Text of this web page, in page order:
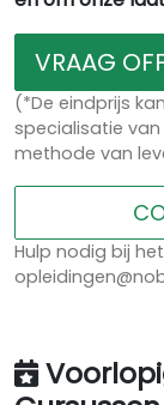
VRAAG
(*De eindprijs
specialisatie
methode van
Hulp nodig bij